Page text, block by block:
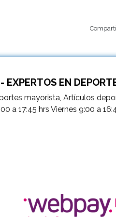
EXPERTOS EN
mayorista, Artículos
a 17:45 hrs Viernes 9:00 a